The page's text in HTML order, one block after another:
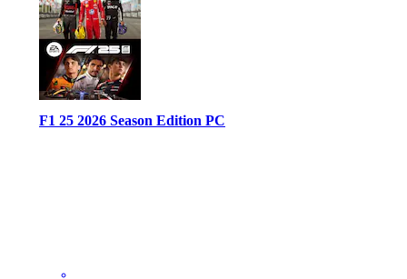
F1 25 2026 Season Edition PC